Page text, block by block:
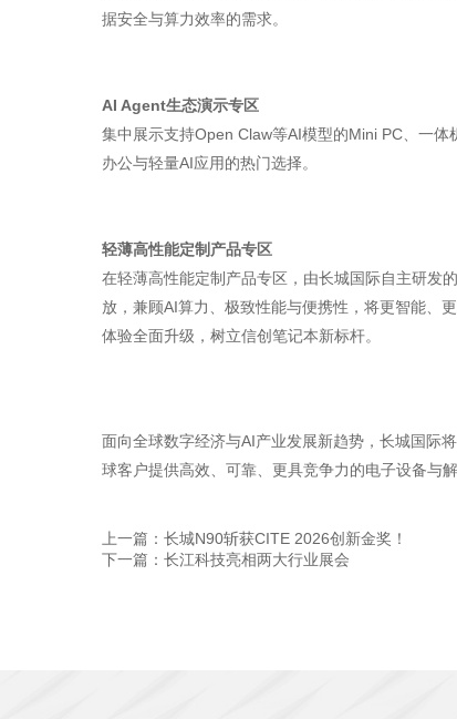
据安全与算力效率的需求。
AI Agent生态演示专区
集中展示支持Open Claw等AI模型的Mini PC、一体
办公与轻量AI应用的热门选择。
轻薄高性能定制产品专区
在轻薄高性能定制产品专区，由长城国际自主研发
放，兼顾AI算力、极致性能与便携性，将更智能、
体验全面升级，树立信创笔记本新标杆。
面向全球数字经济与AI产业发展新趋势，长城国际
球客户提供高效、可靠、更具竞争力的电子设备与
上一篇：长城N90斩获CITE 2026创新金奖！
下一篇：长江科技亮相两大行业展会